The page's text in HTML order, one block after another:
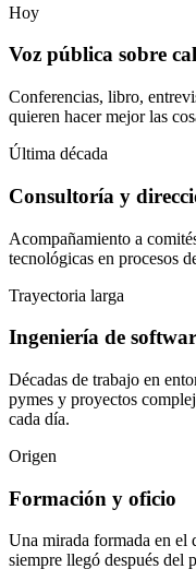
Hoy
Voz pública sobre
Conferencias, libro,
quieren hacer mejor las
Última década
Consultoría y
Acompañamiento a
tecnológicas en procesos
Trayectoria larga
Ingeniería de
Décadas de trabajo en
pymes y proyectos
cada día.
Origen
Formación y oficio
Una mirada formada en el
siempre llegó después del